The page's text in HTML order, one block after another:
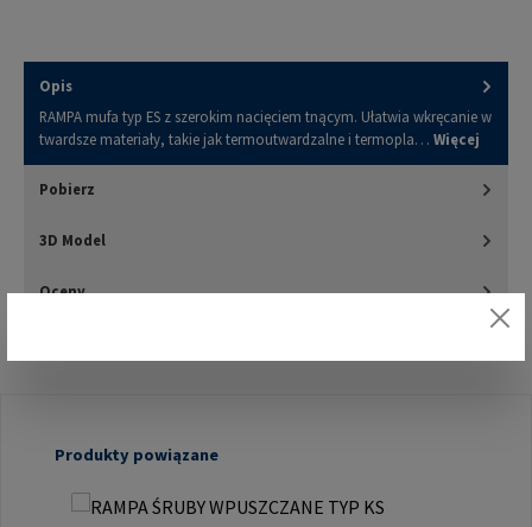
Opis
RAMPA mufa typ ES z szerokim nacięciem tnącym. Ułatwia wkręcanie w
twardsze materiały, takie jak termoutwardzalne i termopla… Więcej
Pobierz
3D Model
Oceny
Pomiń galerię produktów
Produkty powiązane